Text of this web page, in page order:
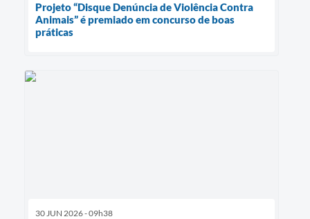
Projeto “Disque Denúncia de Violência Contra
Animais” é premiado em concurso de boas
práticas
30 JUN 2026 - 09h38